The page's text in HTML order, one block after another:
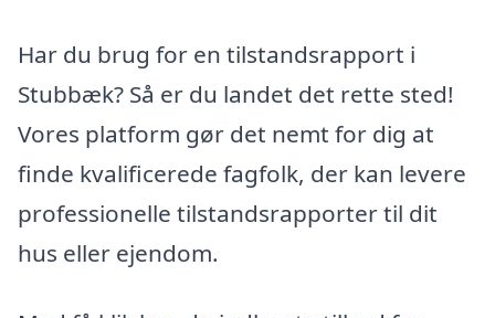
Har du brug for en tilstandsrapport i
Stubbæk? Så er du landet det rette sted!
Vores platform gør det nemt for dig at
finde kvalificerede fagfolk, der kan levere
professionelle tilstandsrapporter til dit
hus eller ejendom.